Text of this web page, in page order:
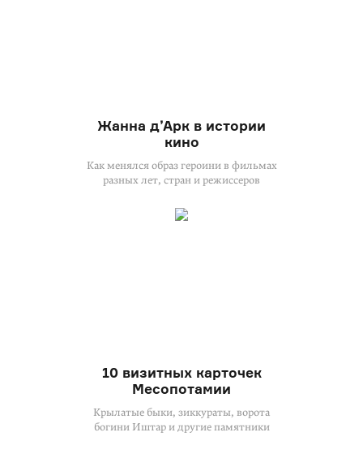
Жанна д’Арк в истории
кино
Как менялся образ героини в фильмах
разных лет, стран и режиссеров
10 визитных карточек
Месопотамии
Крылатые быки, зиккураты, ворота
богини Иштар и другие памятники